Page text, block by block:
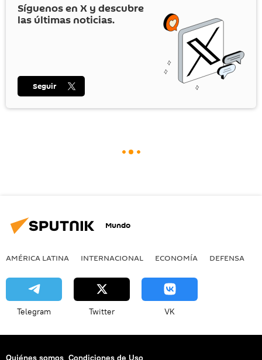
Síguenos en X y descubre
las últimas noticias.
Seguir
Mundo
AMÉRICA LATINA INTERNACIONAL ECONOMÍA DEFENSA
Telegram Twitter VK
Quiénes somos Condiciones de Uso